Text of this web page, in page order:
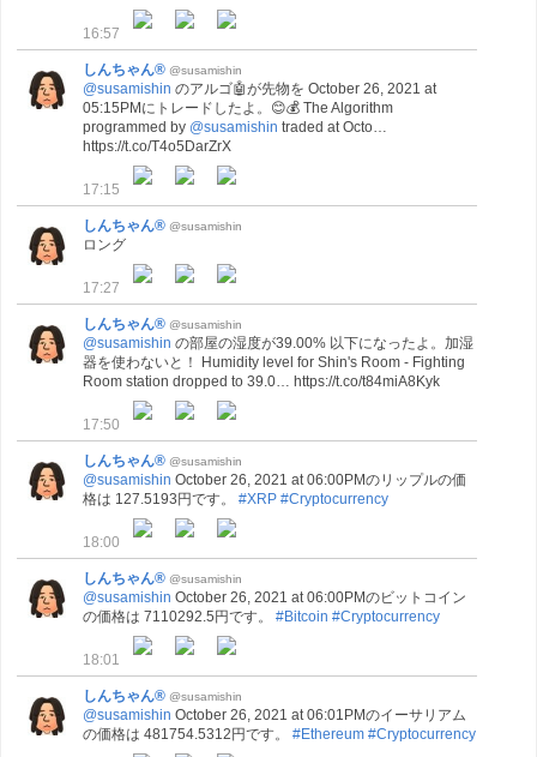
16:57
しんちゃん® @susamishin
@susamishin のアルゴ🤖が先物を October 26, 2021 at
05:15PMにトレードしたよ。😊💰 The Algorithm
programmed by @susamishin traded at Octo…
https://t.co/T4o5DarZrX
17:15
しんちゃん® @susamishin
ロング
17:27
しんちゃん® @susamishin
@susamishin の部屋の湿度が39.00% 以下になったよ。加湿
器を使わないと！ Humidity level for Shin's Room - Fighting
Room station dropped to 39.0… https://t.co/t84miA8Kyk
17:50
しんちゃん® @susamishin
@susamishin October 26, 2021 at 06:00PMのリップルの価
格は 127.5193円です。 #XRP #Cryptocurrency
18:00
しんちゃん® @susamishin
@susamishin October 26, 2021 at 06:00PMのビットコイン
の価格は 7110292.5円です。 #Bitcoin #Cryptocurrency
18:01
しんちゃん® @susamishin
@susamishin October 26, 2021 at 06:01PMのイーサリアム
の価格は 481754.5312円です。 #Ethereum #Cryptocurrency